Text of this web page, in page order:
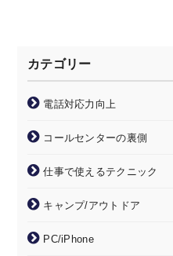
カテゴリー
電話対応力向上
コールセンターの裏側
仕事で使えるテクニック
キャンプ/アウトドア
PC/iPhone